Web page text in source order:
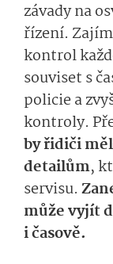
závady na
řízení.
kontrol
souviset s
policie a
kontroly.
by řidiči
detailům,
servisu.
může vyjít
i časově.